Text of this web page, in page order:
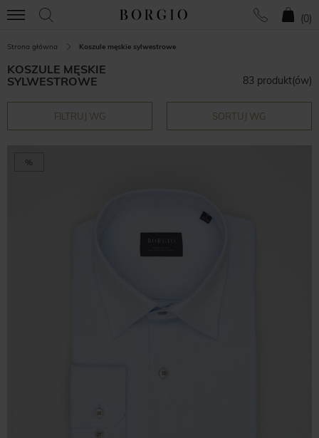
(0)
Strona główna Koszule męskie sylwestrowe
KOSZULE MĘSKIE
SYLWESTROWE
FILTRUJ WG SORTUJ WG
83 produkt(ów)
%